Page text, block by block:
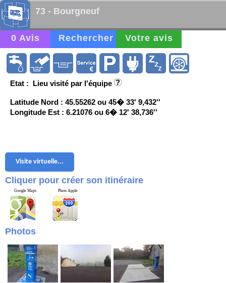
73 - Bourgneuf
0 Avis Rechercher Votre avis
Etat : Lieu visité par l'équipe
Latitude Nord : 45.55262 ou 45� 33' 9,432''
Longitude Est : 6.21076 ou 6� 12' 38,736''
Visite virtuelle...
Cliquer pour créer son itinéraire
Google Maps Plans Apple
Photos